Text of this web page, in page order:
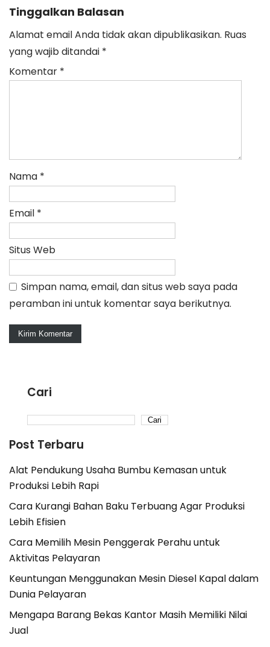
Tinggalkan Balasan
Alamat email Anda tidak akan dipublikasikan. Ruas
yang wajib ditandai *
Komentar *
Nama *
Email *
Situs Web
Simpan nama, email, dan situs web saya pada
peramban ini untuk komentar saya berikutnya.
Cari
Cari
Post Terbaru
Alat Pendukung Usaha Bumbu Kemasan untuk
Produksi Lebih Rapi
Cara Kurangi Bahan Baku Terbuang Agar Produksi
Lebih Efisien
Cara Memilih Mesin Penggerak Perahu untuk
Aktivitas Pelayaran
Keuntungan Menggunakan Mesin Diesel Kapal dalam
Dunia Pelayaran
Mengapa Barang Bekas Kantor Masih Memiliki Nilai
Jual